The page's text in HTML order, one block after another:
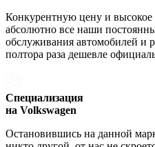
Конкурентную цену и высокое
абсолютно все наши
обслуживания автомобилей и
полтора раза дешевле
Специализация
на Volkswagen
Остановившись на данной